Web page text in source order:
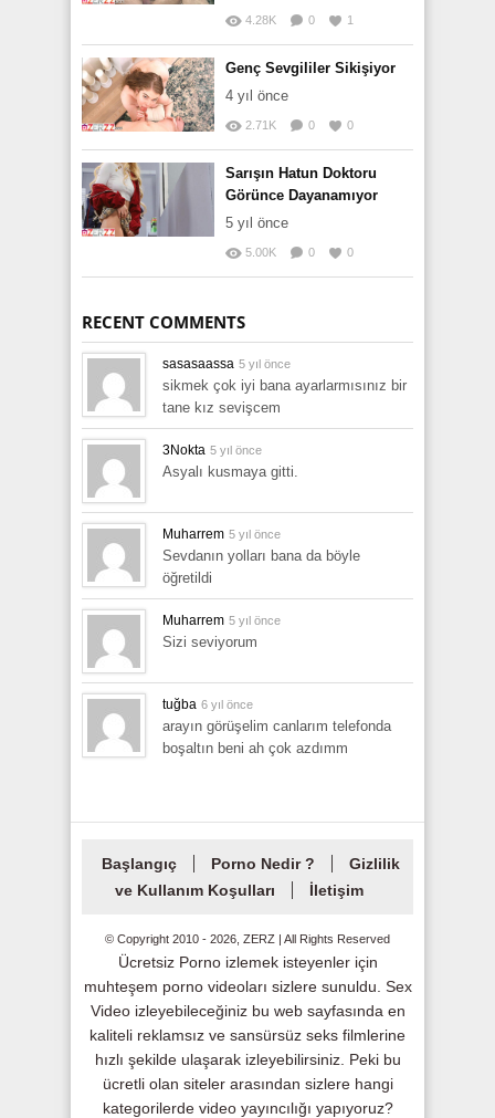
4.28K 0 1
Genç Sevgililer Sikişiyor
4 yıl önce
2.71K 0 0
Sarışın Hatun Doktoru
Görünce Dayanamıyor
5 yıl önce
5.00K 0 0
RECENT COMMENTS
sasasaassa 5 yıl önce
sikmek çok iyi bana ayarlarmısınız bir
tane kız sevişcem
3Nokta 5 yıl önce
Asyalı kusmaya gitti.
Muharrem 5 yıl önce
Sevdanın yolları bana da böyle
öğretildi
Muharrem 5 yıl önce
Sizi seviyorum
tuğba 6 yıl önce
arayın görüşelim canlarım telefonda
boşaltın beni ah çok azdımm
Başlangıç Porno Nedir ?
Gizlilik
ve Kullanım Koşulları
İletişim
© Copyright 2010 - 2026, ZERZ | All Rights Reserved
Ücretsiz Porno izlemek isteyenler için
muhteşem porno videoları sizlere sunuldu. Sex
Video izleyebileceğiniz bu web sayfasında en
kaliteli reklamsız ve sansürsüz seks filmlerine
hızlı şekilde ulaşarak izleyebilirsiniz. Peki bu
ücretli olan siteler arasından sizlere hangi
kategorilerde video yayıncılığı yapıyoruz?